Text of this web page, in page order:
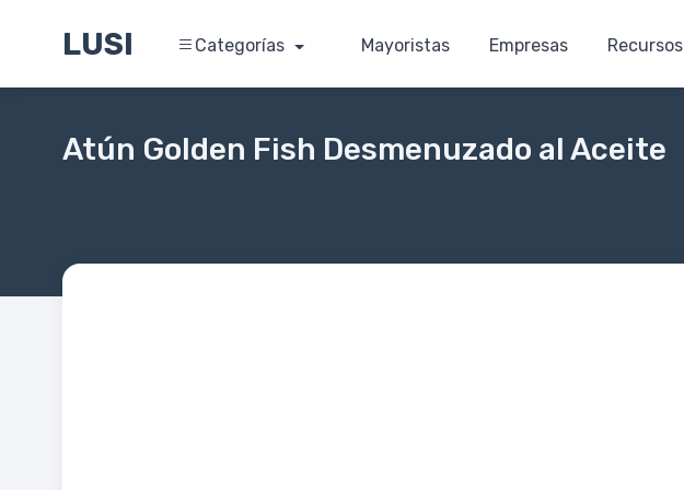
LUSI Categorías Mayoristas Empresas Recursos
Atún Golden Fish Desmenuzado al Aceite